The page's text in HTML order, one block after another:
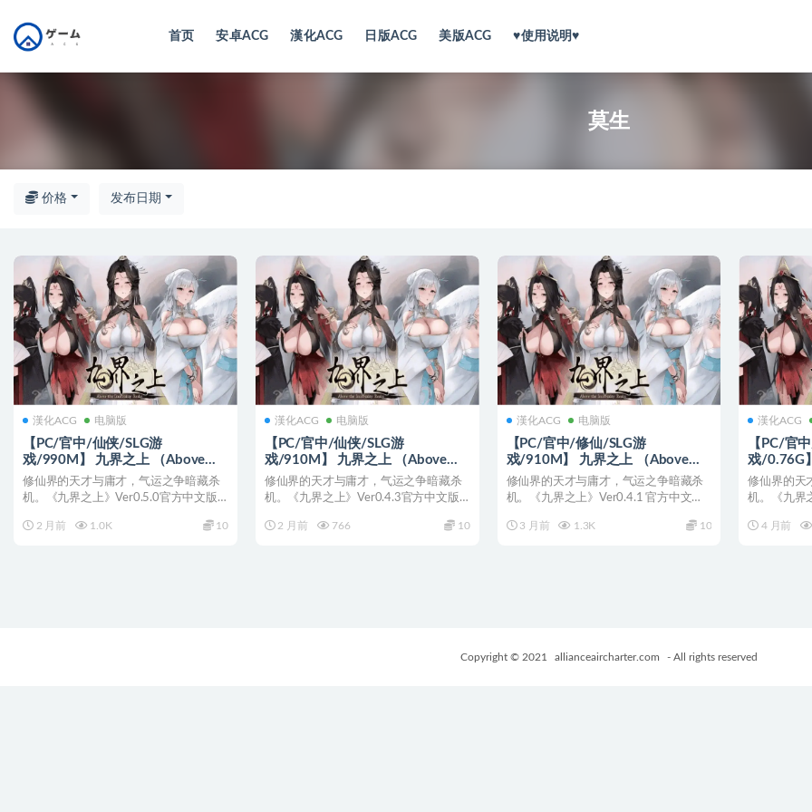
首页 安卓ACG 漢化ACG 日版ACG 美版ACG ♥使用说明♥
莫生
价格 发布日期
漢化ACG 电脑版
【PC/官中/仙侠/SLG游
戏/990M】 九界之上 （Above
The Immortality Realm）
Ver0.5.0-p官中步兵版+仙侠SLG游
修仙界的天才与庸才，气运之争暗藏杀
机。《九界之上》Ver0.5.0官方中文版
2 月前
1.0K 10
漢化ACG 电脑版
【PC/官中/仙侠/SLG游
戏/910M】 九界之上 （Above
The Immortality Realm） Ver0.4.3
官中步兵版+仙侠SLG游戏+910M
修仙界的天才与庸才，气运之争暗藏杀
机。《九界之上》Ver0.4.3官方中文版
2 月前
766 10
漢化ACG 电脑版
【PC/官中/修仙/SLG游
戏/910M】 九界之上 （Above
The Immortality Realm） Ver0.4.1
官中步兵版+修仙SLG游戏+910M
修仙界的天才与庸才，气运之争暗藏杀
机。《九界之上》Ver0.4.1 官方中文版
3 月前
1.3K 10
漢化ACG
【PC/官
戏/0.76G
中文版+
修仙界的天
机。《九界
4 月前
Copyright © 2021 allianceaircharter.com - All rights reserved